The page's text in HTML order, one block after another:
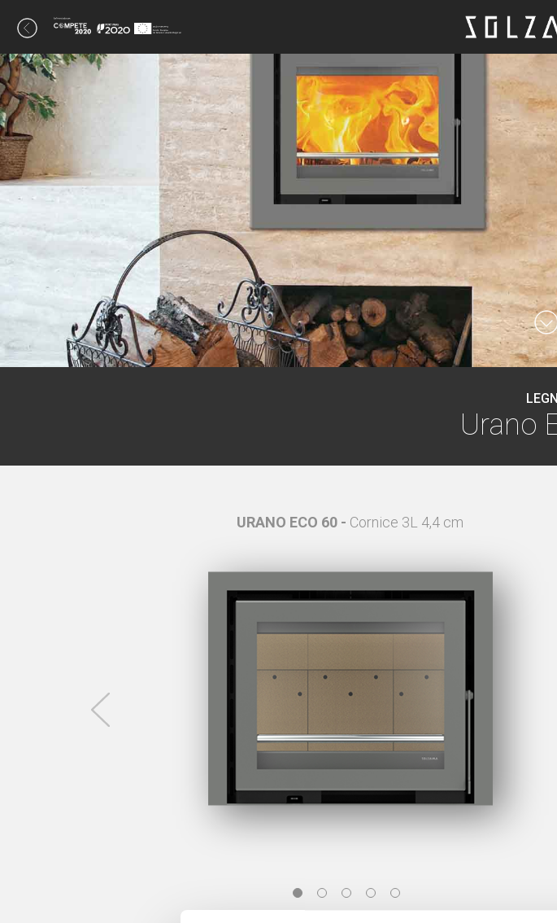
Urano
URANO ECO 60 - Cornice 3L 4,4 cm